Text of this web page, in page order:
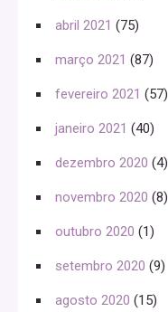
abril 2021 (75)
março 2021 (87)
fevereiro 2021 (57)
janeiro 2021 (40)
dezembro 2020 (4)
novembro 2020 (8)
outubro 2020 (1)
setembro 2020 (9)
agosto 2020 (15)